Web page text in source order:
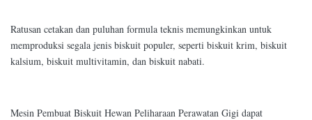
Ratusan cetakan dan puluhan formula teknis memungkinkan untuk
memproduksi segala jenis biskuit populer, seperti biskuit krim, biskuit
kalsium, biskuit multivitamin, dan biskuit nabati.
Mesin Pembuat Biskuit Hewan Peliharaan Perawatan Gigi dapat